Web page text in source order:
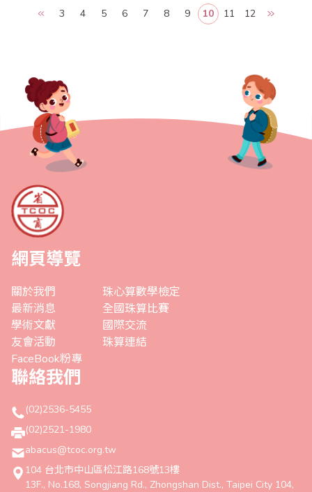
課和活動課中實施。從大量的珠心算教育研究報告中可以看到，各
地實踐者的經驗已經揭示，珠心算可以十分顯著和有效地提高學生
3 4 5 6 7 8 9 10 11 12
網頁導覽
關於我們
最新消息
學術文獻
友會活動
FaceBook粉專
珠心算數學檢定
全國珠算比賽
國際交流
珠算連結
聯絡我們
(02)2536-5455
(02)2521-1980
abacus@tcoc.org.tw
104 台北市中山區松江路168號13樓
13F., No.168, Songjiang Rd., Zhongshan Dist., Taipei City 104,